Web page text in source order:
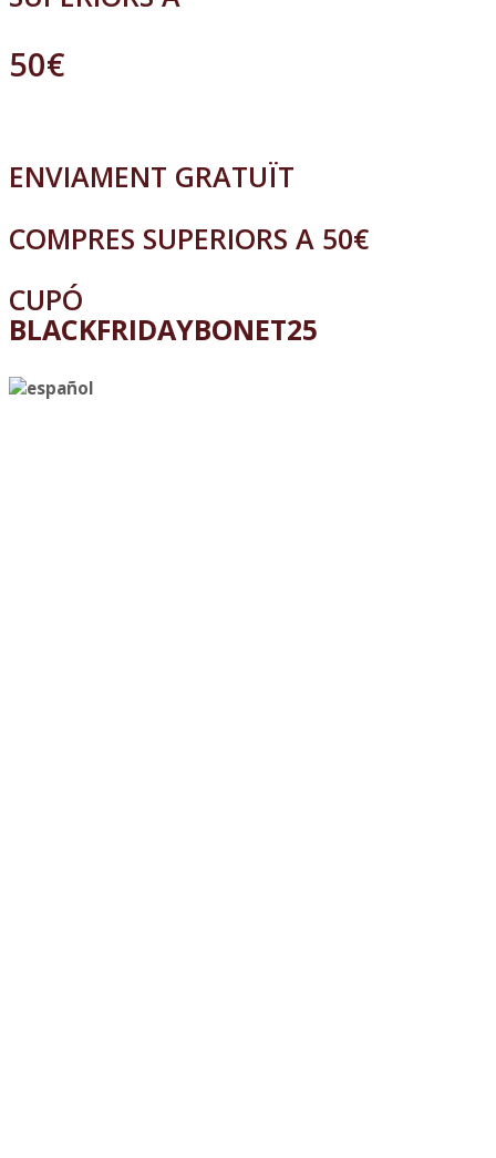
50€
ENVIAMENT GRATUÏT
COMPRES SUPERIORS A 50€
CUPÓ
BLACKFRIDAYBONET25